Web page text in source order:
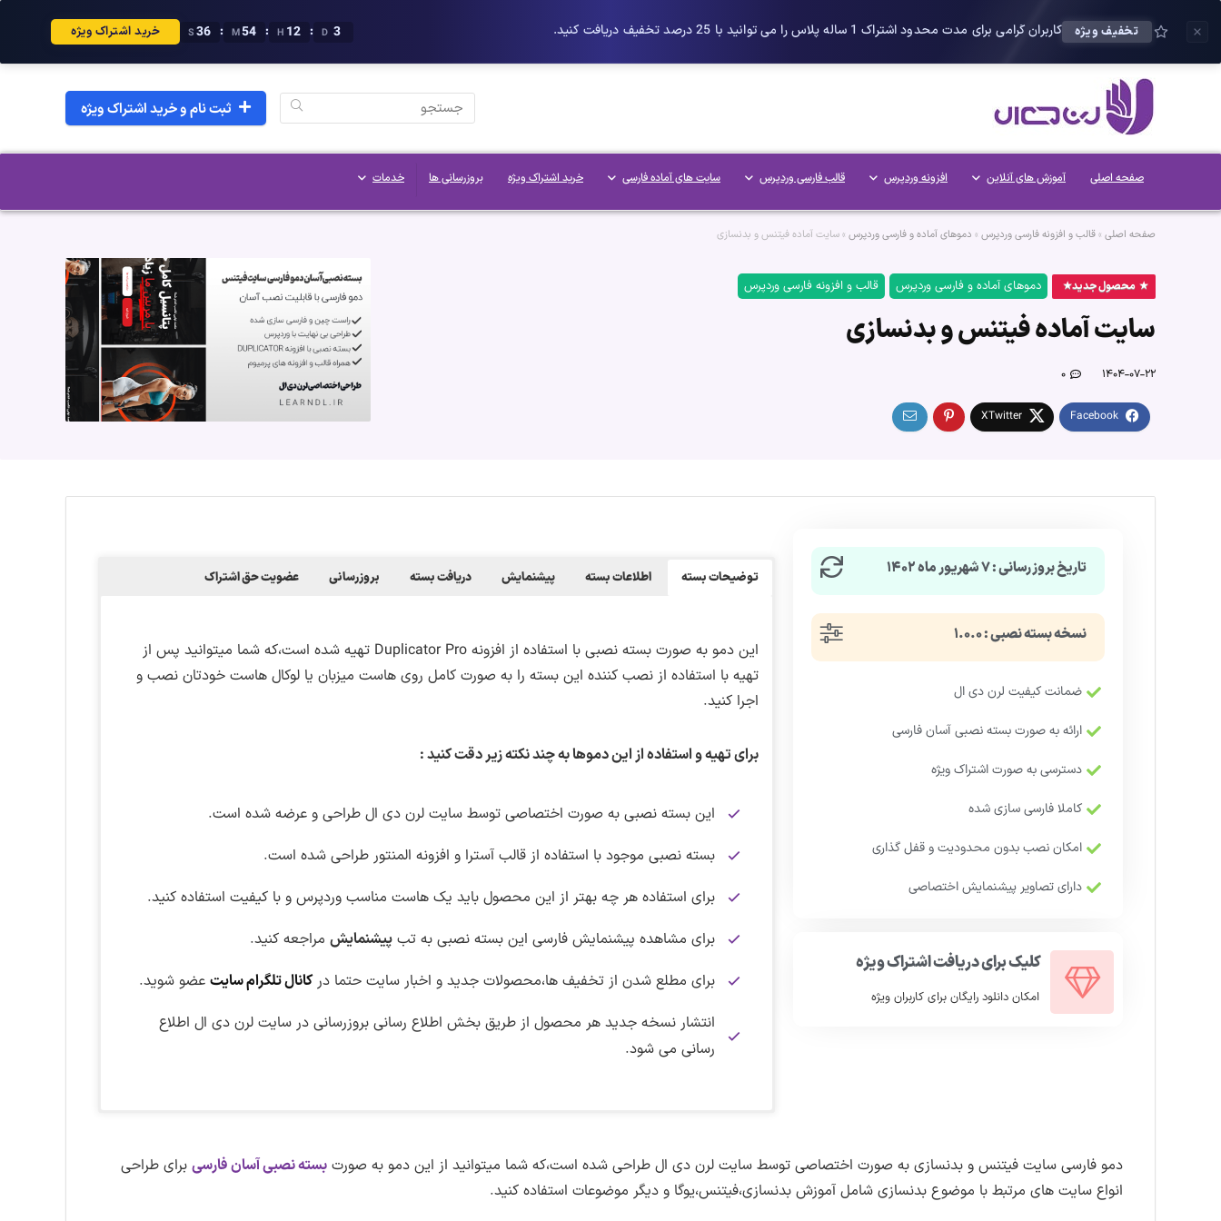
تخفیف ویژه کاربران گرامی برای مدت محدود اشتراک 1 ساله پلاس را می توانید با 25 درصد تخفیف دریافت کنید. 3
D
:
12
H
:
54
M
:
35
S خرید اشتراک ویژه
ثبت نام و خرید اشتراک ویژه
صفحه اصلی آموزش های آنلاین افزونه وردپرس قالب فارسی وردپرس سایت های آماده فارسی خرید اشتراک ویژه بروزرسانی ها خدمات
صفحه اصلی »قالب و افزونه فارسی وردپرس » دموهای آماده و فارسی وردپرس »سایت آماده فیتنس و بدنسازی
محصول جدید دموهای آماده و فارسی وردپرس قالب و افزونه فارسی وردپرس
سایت آماده فیتنس و بدنسازی
۱۴۰۴-۰۷-۲۲ ۰
تاریخ بروزرسانی : ۷ شهریور ماه ۱۴۰۲
نسخه بسته نصبی : ۱.۰.۰
ضمانت کیفیت لرن دی ال
ارائه به صورت بسته نصبی آسان فارسی
دسترسی به صورت اشتراک ویژه
کاملا فارسی سازی شده
امکان نصب بدون محدودیت و قفل گذاری
دارای تصاویر پیشنمایش اختصاصی
کلیک برای دریافت اشتراک ویژه
امکان دانلود رایگان برای کاربران ویژه
توضیحات بسته اطلاعات بسته پیشنمایش دریافت بسته بروزرسانی عضویت حق اشتراک
این دمو به صورت بسته نصبی با استفاده از افزونه Duplicator Pro تهیه شده است،که شما میتوانید پس از
تهیه با استفاده از نصب کننده این بسته را به صورت کامل روی هاست میزبان یا لوکال هاست خودتان نصب و
اجرا کنید.
برای تهیه و استفاده از این دموها به چند نکته زیر دقت کنید :
این بسته نصبی به صورت اختصاصی توسط سایت لرن دی ال طراحی و عرضه شده است.
بسته نصبی موجود با استفاده از قالب آسترا و افزونه المنتور طراحی شده است.
برای استفاده هر چه بهتر از این محصول باید یک هاست مناسب وردپرس و با کیفیت استفاده کنید.
برای مشاهده پیشنمایش فارسی این بسته نصبی به تب پیشنمایشمراجعه کنید.
برای مطلع شدن از تخفیف ها،محصولات جدید و اخبار سایت حتما درکانال تلگرام سایتعضو شوید.
انتشار نسخه جدید هر محصول از طریق بخش اطلاع رسانی بروزرسانی در سایت لرن دی ال اطلاع
رسانی می شود.
نسخه دمو : 1.0.0
ترجمه فارسی : دارد
پیشنمایش صفحه اصلی
دریافت فایل بسته نصبی دمو فارسی سایت فیتنس و بدنسازی لینک کمکی
تغییرات نسخه ۱.۰.۰
پس از پرداخت حق اشتراک به همه قالب،افزونه ها و دموهای موجود در سایت لرن دی ال دسترسی
خواهید داشت.
دمو فارسی سایت فیتنس و بدنسازی به صورت اختصاصی توسط سایت لرن دی ال طراحی شده است،که شما میتوانید از این دمو به صورت بسته نصبی آسان فارسی برای طراحی
انواع سایت های مرتبط با موضوع بدنسازی شامل آموزش بدنسازی،فیتنس،یوگا و دیگر موضوعات استفاده کنید.